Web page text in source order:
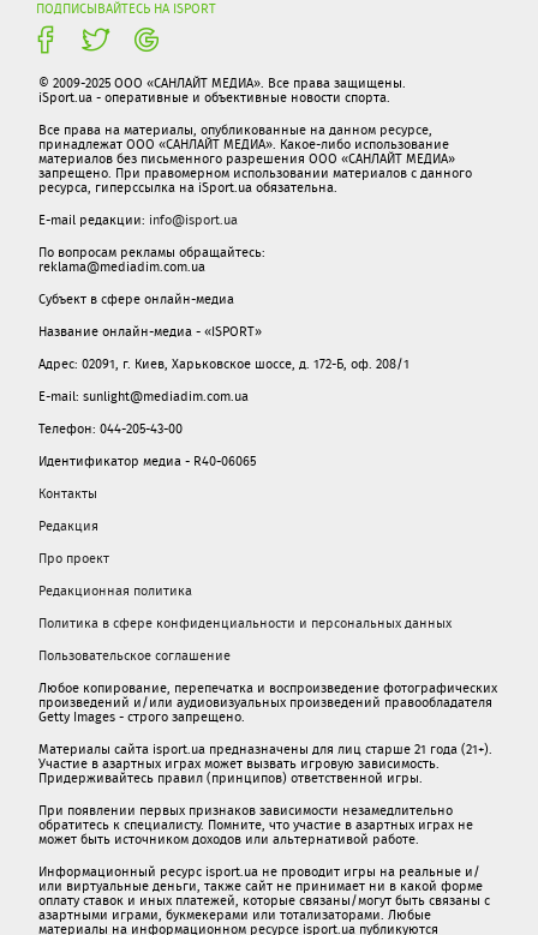
ПОДПИСЫВАЙТЕСЬ НА ISPORT
© 2009-2025 ООО «САНЛАЙТ МЕДИА». Все права защищены.
iSport.ua - оперативные и объективные новости спорта.
Все права на материалы, опубликованные на данном ресурсе,
принадлежат ООО «САНЛАЙТ МЕДИА». Какое-либо использование
материалов без письменного разрешения ООО «САНЛАЙТ МЕДИА»
запрещено. При правомерном использовании материалов с данного
ресурса, гиперссылка на iSport.ua обязательна.
E-mail редакции: info@isport.ua
По вопросам рекламы обращайтесь:
reklama@mediadim.com.ua
Субъект в сфере онлайн-медиа
Название онлайн-медиа - «ISPORT»
Адрес: 02091, г. Киев, Харьковское шоссе, д. 172-Б, оф. 208/1
E-mail: sunlight@mediadim.com.ua
Телефон: 044-205-43-00
Идентификатор медиа - R40-06065
Контакты
Редакция
Про проект
Редакционная политика
Политика в сфере конфиденциальности и персональных данных
Пользовательское соглашение
Любое копирование, перепечатка и воспроизведение фотографических
произведений и/или аудиовизуальных произведений правообладателя
Getty Images - строго запрещено.
Материалы сайта isport.ua предназначены для лиц старше 21 года (21+).
Участие в азартных играх может вызвать игровую зависимость.
Придерживайтесь правил (принципов) ответственной игры.
При появлении первых признаков зависимости незамедлительно
обратитесь к специалисту. Помните, что участие в азартных играх не
может быть источником доходов или альтернативой работе.
Информационный ресурс isport.ua не проводит игры на реальные и/
или виртуальные деньги, также сайт не принимает ни в какой форме
oплaту ставок и иных платежей, которые связаны/могут быть связаны c
азартными игрaми, букмекерами или тотализаторами. Любые
материалы на информационном ресурсе isport.ua публикуютcя